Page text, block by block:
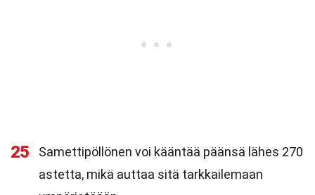
25
Samettipöllönen voi kääntää päänsä lähes 270
astetta, mikä auttaa sitä tarkkailemaan